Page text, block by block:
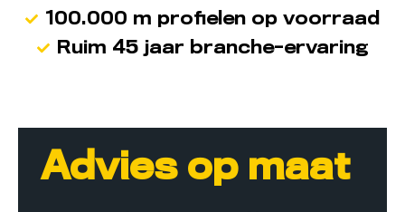
100.000 m profielen op voorraad
Ruim 45 jaar branche-ervaring
Advies op maat